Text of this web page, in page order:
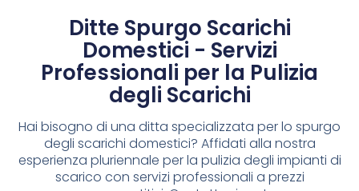
Ditte Spurgo Scarichi
Domestici - Servizi
Professionali per la Pulizia
degli Scarichi
Hai bisogno di una ditta specializzata per lo spurgo
degli scarichi domestici? Affidati alla nostra
esperienza pluriennale per la pulizia degli impianti di
scarico con servizi professionali a prezzi